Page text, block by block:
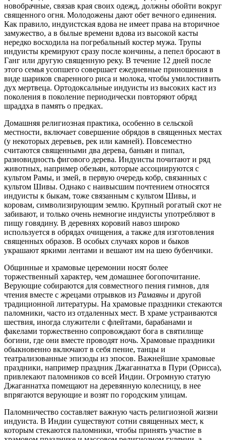
новобрачные, связав края своих одежд, должны обойти вокруг
священного огня. Молодожены дают обет вечного единения.
Как правило, индуистская вдова не имеет права на вторичное
замужество, а в былые времени вдова из высокой касты
нередко восходила на погребальный костер мужа. Трупы
индуисты кремируют сразу после кончины, а пепел бросают в
Ганг или другую священную реку. В течение 12 дней после
этого семья усопшего совершает ежедневные приношения в
виде шариков сваренного риса и молока, чтобы умилостивить
дух мертвеца. Ортодоксальные индуисты из высоких каст из
поколения в поколение периодически повторяют обряд
шраддха в память о предках.
Домашняя религиозная практика, особенно в сельской
местности, включает совершение обрядов в священных местах
(у некоторых деревьев, рек или камней). Повсеместно
считаются священными два дерева, баньян и пипал,
разновидность фигового дерева. Индуисты почитают и ряд
животных, например обезьян, которые ассоциируются с
культом Рамы, и змей, в первую очередь кобр, связанных с
культом Шивы. Однако с наивысшим почтением относятся
индуисты к быкам, тоже связанным с культом Шивы, и
коровам, символизирующим землю. Крупный рогатый скот не
забивают, и только очень немногие индуисты употребляют в
пищу говядину. В деревнях коровий навоз широко
используется в обрядах очищения, а также для изготовления
священных образов. В особых случаях коров и быков
украшают яркими лентами и вешают им на шею бубенчики.
Общинные и храмовые церемонии носят более
торжественный характер, чем домашнее богопочитание.
Верующие собираются для совместного пения гимнов, для
чтения вместе с жрецами отрывков из Рамаяны и другой
традиционной литературы. На храмовые праздники стекаются
паломники, часто из отдаленных мест. В храме устраиваются
шествия, иногда служители с флейтами, барабанами и
факелами торжественно сопровождают бога в святилище
богини, где они вместе проводят ночь. Храмовые праздники
обыкновенно включают в себя пение, танцы и
театрализованные эпизоды из эпосов. Важнейшие храмовые
праздники, например праздник Джаганнатха в Пури (Орисса),
привлекают паломников со всей Индии. Огромную статую
Джаганнатха помещают на деревянную колесницу, в нее
впрягаются верующие и возят по городским улицам.
Паломничество составляет важную часть религиозной жизни
индуиста. В Индии существуют сотни священных мест, к
которым стекаются паломники, чтобы принять участие в